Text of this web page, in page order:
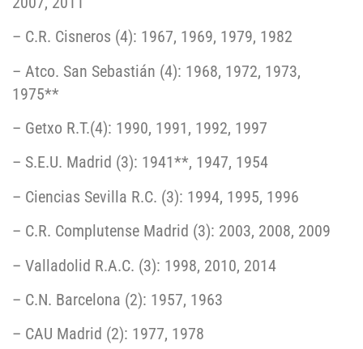
– C.R. Cisneros (4): 1967, 1969, 1979, 1982
– Atco. San Sebastián (4): 1968, 1972, 1973,
1975**
– Getxo R.T.(4): 1990, 1991, 1992, 1997
– S.E.U. Madrid (3): 1941**, 1947, 1954
– Ciencias Sevilla R.C. (3): 1994, 1995, 1996
– C.R. Complutense Madrid (3): 2003, 2008, 2009
– Valladolid R.A.C. (3): 1998, 2010, 2014
– C.N. Barcelona (2): 1957, 1963
– CAU Madrid (2): 1977, 1978